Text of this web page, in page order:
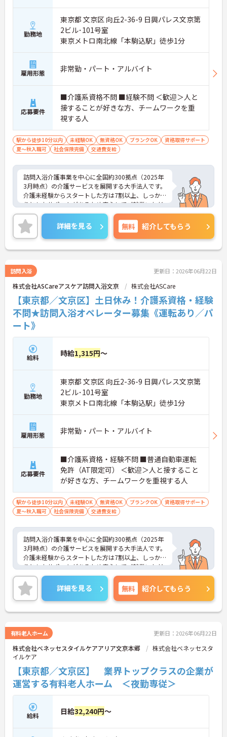
勤務地
東京都 文京区 向丘2-36-9 日興パレス文京第
2ビル･101号室
東京メトロ南北線「本駒込駅」徒歩1分
雇用形態 非常勤・パート・アルバイト
応募要件
■介護系資格不問 ■経験不問 ＜歓迎＞人と
接することが好きな方、チームワークを重
視する人
駅から徒歩10分以内 未経験OK 無資格OK ブランクOK
資格取得サポート
夏～秋入職可
社会保険完備 交通費支給
訪問入浴介護事業を中心に全国約300拠点（2025年
3月時点）の介護サービスを展開する大手法人です。
介護未経験からスタートした方は7割以上、しっか
りとしたサポートがあるため安心してご就業いただ
けます。お風呂に入れなくて困っている方に、手を
差し伸べてあげられるとてもやりがいのあるお仕事
です。ご興味ある方には、面接対策ポイントなど、
さらに詳細をお話しいたしますのでお気軽にご相談
ください！
詳細を見る 無料 紹介してもらう
訪問入浴 更新日：2026年06月22日
株式会社ASCareアスケア訪問入浴文京 株式会社ASCare
【東京都／文京区】土日休み！介護系資格・経験
不問★訪問入浴オペレーター募集《運転あり／パ
ート》
給料 時給1,315円～
勤務地
東京都 文京区 向丘2-36-9 日興パレス文京第
2ビル･101号室
東京メトロ南北線「本駒込駅」徒歩1分
雇用形態 非常勤・パート・アルバイト
応募要件
■介護系資格・経験不問 ■普通自動車運転
免許（AT限定可） ＜歓迎＞人と接すること
が好きな方、チームワークを重視する人
駅から徒歩10分以内 未経験OK 無資格OK ブランクOK
資格取得サポート
夏～秋入職可
社会保険完備 交通費支給
訪問入浴介護事業を中心に全国約300拠点（2025年
3月時点）の介護サービスを展開する大手法人です。
介護未経験からスタートした方は7割以上、しっか
りとしたサポートがあるため安心してご就業いただ
けます。お風呂に入れなくて困っている方に、手を
差し伸べてあげられるとてもやりがいのあるお仕事
です。ご興味ある方には、面接対策ポイントなど、
さらに詳細をお話しいたしますのでお気軽にご相談
ください！
詳細を見る 無料 紹介してもらう
有料老人ホーム 更新日：2026年06月22日
株式会社ベネッセスタイルケアアリア文京本郷
株式会社ベネッセスタ
イルケア
【東京都／文京区】 業界トップクラスの企業が
運営する有料老人ホーム ＜夜勤専従＞
給料 日給32,240円～